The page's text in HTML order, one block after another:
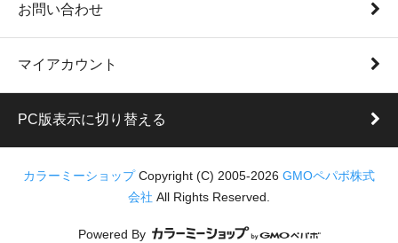
お問い合わせ
マイアカウント
PC版表示に切り替える
カラーミーショップ Copyright (C) 2005-2026 GMOペパボ株式
会社 All Rights Reserved.
Powered By